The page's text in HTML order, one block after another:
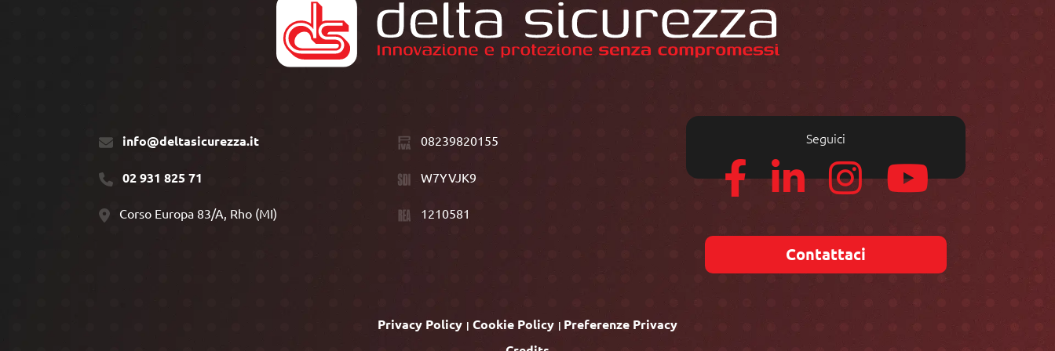
info@deltasicurezza.it
02 931 825 71
Corso Europa 83/A, Rho (MI)
08239820155
W7YVJK9
1210581
Seguici
Contattaci
Privacy Policy Cookie Policy
Preferenze Privacy